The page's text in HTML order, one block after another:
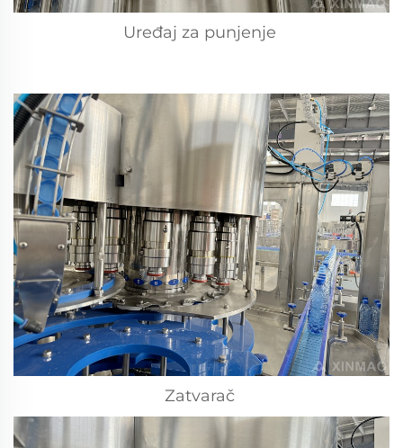
Uređaj za punjenje
Zatvarač